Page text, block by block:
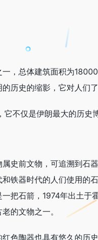
，总体建筑面积为
历史的缩影，它对人们
不仅是伊朗最大的历史
史前文物，可追溯到
铁器时代的人们使用的
把石箭，1974年出土
的文物之一。
色陶器也具有悠久的历